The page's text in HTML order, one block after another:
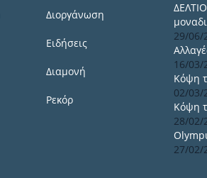
Διοργάνωση
Ειδήσεις
Διαμονή
Ρεκόρ
29/06/
16/03/
Κόψη
02/03/
Κόψη
28/02/
27/02/